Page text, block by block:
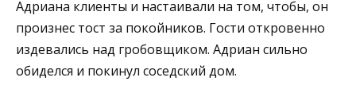
Адриана клиенты и настаивали на том, чтобы, он
произнес тост за покойников. Гости откровенно
издевались над гробовщиком. Адриан сильно
обиделся и покинул соседский дом.